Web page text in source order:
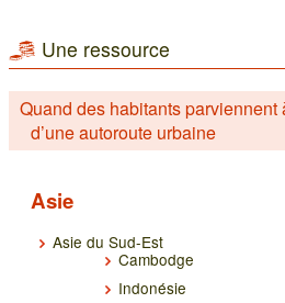
Une ressource
Quand des habitants parviennent
d’une autoroute urbaine
Asie
Asie du Sud-Est
Cambodge
Indonésie